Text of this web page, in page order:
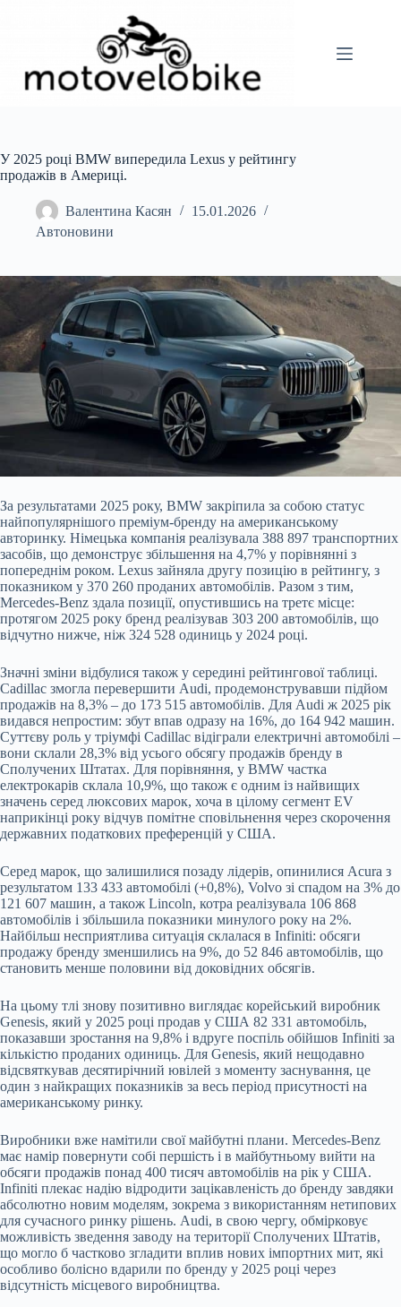
У 2025 році BMW випередила Lexus у рейтингу
продажів в Америці.
Валентина Касян
15.01.2026
Автоновини
За результатами 2025 року, BMW закріпила за собою статус
найпопулярнішого преміум-бренду на американському
авторинку. Німецька компанія реалізувала 388 897 транспортних
засобів, що демонструє збільшення на 4,7% у порівнянні з
попереднім роком. Lexus зайняла другу позицію в рейтингу, з
показником у 370 260 проданих автомобілів. Разом з тим,
Mercedes-Benz здала позиції, опустившись на третє місце:
протягом 2025 року бренд реалізував 303 200 автомобілів, що
відчутно нижче, ніж 324 528 одиниць у 2024 році.
Значні зміни відбулися також у середині рейтингової таблиці.
Cadillac змогла перевершити Audi, продемонструвавши підйом
продажів на 8,3% – до 173 515 автомобілів. Для Audi ж 2025 рік
видався непростим: збут впав одразу на 16%, до 164 942 машин.
Суттєву роль у тріумфі Cadillac відіграли електричні автомобілі –
вони склали 28,3% від усього обсягу продажів бренду в
Сполучених Штатах. Для порівняння, у BMW частка
електрокарів склала 10,9%, що також є одним із найвищих
значень серед люксових марок, хоча в цілому сегмент EV
наприкінці року відчув помітне сповільнення через скорочення
державних податкових преференцій у США.
Серед марок, що залишилися позаду лідерів, опинилися Acura з
результатом 133 433 автомобілі (+0,8%), Volvo зі спадом на 3% до
121 607 машин, а також Lincoln, котра реалізувала 106 868
автомобілів і збільшила показники минулого року на 2%.
Найбільш несприятлива ситуація склалася в Infiniti: обсяги
продажу бренду зменшились на 9%, до 52 846 автомобілів, що
становить менше половини від доковідних обсягів.
На цьому тлі знову позитивно виглядає корейський виробник
Genesis, який у 2025 році продав у США 82 331 автомобіль,
показавши зростання на 9,8% і вдруге поспіль обійшов Infiniti за
кількістю проданих одиниць. Для Genesis, який нещодавно
відсвяткував десятирічний ювілей з моменту заснування, це
один з найкращих показників за весь період присутності на
американському ринку.
Виробники вже намітили свої майбутні плани. Mercedes-Benz
має намір повернути собі першість і в майбутньому вийти на
обсяги продажів понад 400 тисяч автомобілів на рік у США.
Infiniti плекає надію відродити зацікавленість до бренду завдяки
абсолютно новим моделям, зокрема з використанням нетипових
для сучасного ринку рішень. Audi, в свою чергу, обмірковує
можливість зведення заводу на території Сполучених Штатів,
що могло б частково згладити вплив нових імпортних мит, які
особливо болісно вдарили по бренду у 2025 році через
відсутність місцевого виробництва.